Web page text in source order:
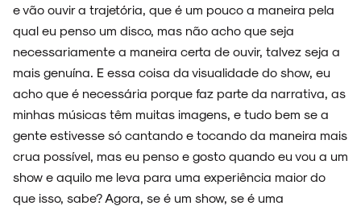
e vão ouvir a trajetória, que é um pouco a maneira pela
qual eu penso um disco, mas não acho que seja
necessariamente a maneira certa de ouvir, talvez seja a
mais genuína. E essa coisa da visualidade do show, eu
acho que é necessária porque faz parte da narrativa, as
minhas músicas têm muitas imagens, e tudo bem se a
gente estivesse só cantando e tocando da maneira mais
crua possível, mas eu penso e gosto quando eu vou a um
show e aquilo me leva para uma experiência maior do
que isso, sabe? Agora, se é um show, se é uma